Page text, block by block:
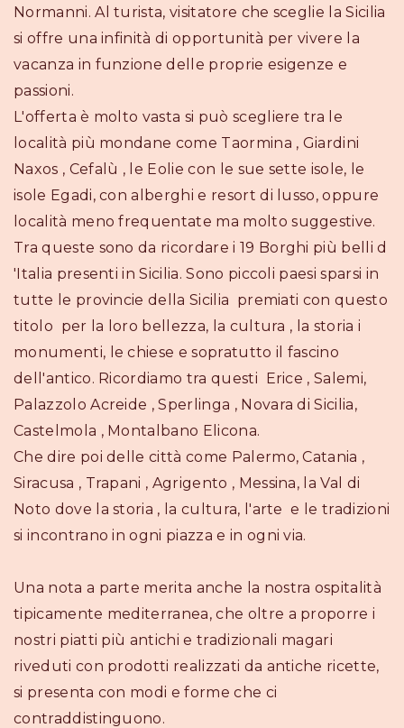
Normanni. Al turista, visitatore che sceglie la Sicilia
si offre una infinità di opportunità per vivere la
vacanza in funzione delle proprie esigenze e
passioni.
L'offerta è molto vasta si può scegliere tra le
località più mondane come Taormina , Giardini
Naxos , Cefalù , le Eolie con le sue sette isole, le
isole Egadi, con alberghi e resort di lusso, oppure
località meno frequentate ma molto suggestive.
Tra queste sono da ricordare i 19 Borghi più belli d
'Italia presenti in Sicilia. Sono piccoli paesi sparsi in
tutte le provincie della Sicilia premiati con questo
titolo per la loro bellezza, la cultura , la storia i
monumenti, le chiese e sopratutto il fascino
dell'antico. Ricordiamo tra questi Erice , Salemi,
Palazzolo Acreide , Sperlinga , Novara di Sicilia,
Castelmola , Montalbano Elicona.
Che dire poi delle città come Palermo, Catania ,
Siracusa , Trapani , Agrigento , Messina, la Val di
Noto dove la storia , la cultura, l'arte e le tradizioni
si incontrano in ogni piazza e in ogni via.
Una nota a parte merita anche la nostra ospitalità
tipicamente mediterranea, che oltre a proporre i
nostri piatti più antichi e tradizionali magari
riveduti con prodotti realizzati da antiche ricette,
si presenta con modi e forme che ci
contraddistinguono.